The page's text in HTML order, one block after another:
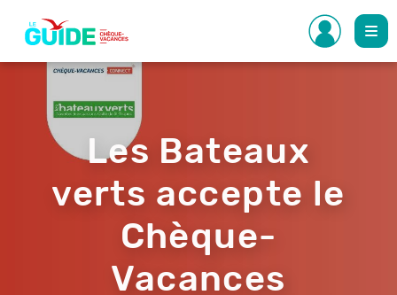
contenu
principal
Les Bateaux
verts accepte le
Chèque-
Vacances